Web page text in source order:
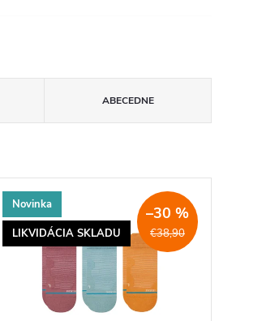
ABECEDNE
Novinka
LIKVIDÁCIA SKLADU
€38,90
–30 %